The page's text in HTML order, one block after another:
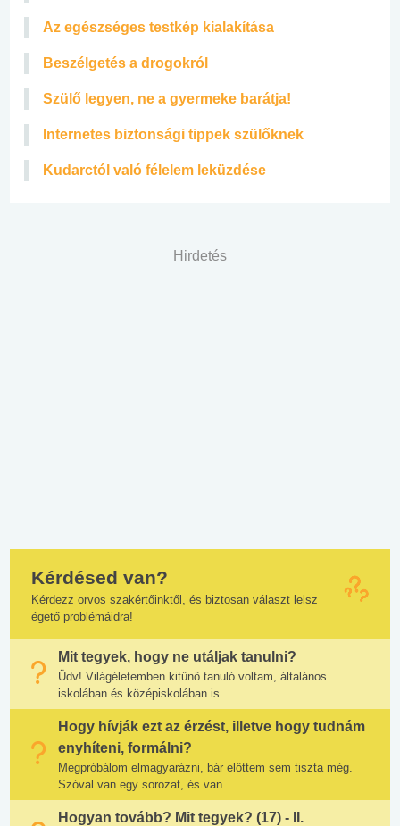
Az egészséges testkép kialakítása
Beszélgetés a drogokról
Szülő legyen, ne a gyermeke barátja!
Internetes biztonsági tippek szülőknek
Kudarctól való félelem leküzdése
Hirdetés
Kérdésed van?
Kérdezz orvos szakértőinktől, és biztosan választ lelsz
égető problémáidra!
Mit tegyek, hogy ne utáljak tanulni?
Üdv! Világéletemben kitűnő tanuló voltam, általános
iskolában és középiskolában is....
Hogy hívják ezt az érzést, illetve hogy tudnám
enyhíteni, formálni?
Megpróbálom elmagyarázni, bár előttem sem tiszta még.
Szóval van egy sorozat, és van...
Hogyan tovább? Mit tegyek? (17) - II.